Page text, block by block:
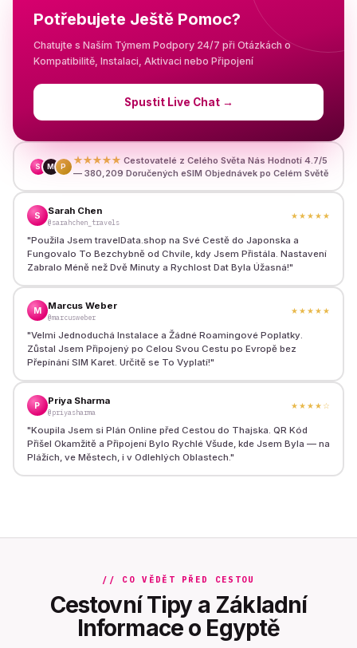
Potřebujete Ještě Pomoc?
Chatujte s Naším Týmem Podpory 24/7 při Otázkách o
Kompatibilitě, Instalaci, Aktivaci nebo Připojení
Spustit Live Chat→
S M P
★★★★★ Cestovatelé z Celého Světa Nás Hodnotí 4.7/5
— 380,209 Doručených eSIM Objednávek po Celém Světě
S Sarah Chen
@sarahchen_travels
★★★★★
"Použila Jsem travelData.shop na Své Cestě do Japonska a
Fungovalo To Bezchybně od Chvíle, kdy Jsem Přistála. Nastavení
Zabralo Méně než Dvě Minuty a Rychlost Dat Byla Úžasná!"
M Marcus Weber
@marcusweber
★★★★★
"Velmi Jednoduchá Instalace a Žádné Roamingové Poplatky.
Zůstal Jsem Připojený po Celou Svou Cestu po Evropě bez
Přepínání SIM Karet. Určitě se To Vyplatí!"
P Priya Sharma
@priyasharma
★★★★ ☆
"Koupila Jsem si Plán Online před Cestou do Thajska. QR Kód
Přišel Okamžitě a Připojení Bylo Rychlé Všude, kde Jsem Byla — na
Plážích, ve Městech, i v Odlehlých Oblastech. "
// CO VĚDĚT PŘED CESTOU
Cestovní Tipy a Základní
Informace o Egyptě